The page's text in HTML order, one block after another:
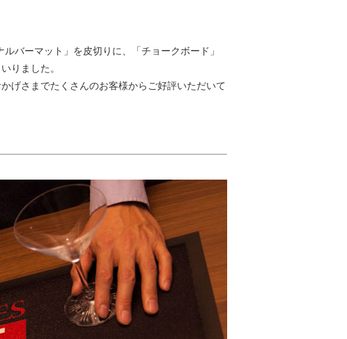
バーマット」を皮切りに、「チョークボード」
りました。
げさまでたくさんのお客様からご好評いただいて